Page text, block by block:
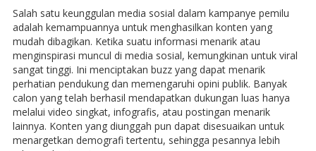
Salah satu keunggulan media sosial dalam kampanye pemilu
adalah kemampuannya untuk menghasilkan konten yang
mudah dibagikan. Ketika suatu informasi menarik atau
menginspirasi muncul di media sosial, kemungkinan untuk viral
sangat tinggi. Ini menciptakan buzz yang dapat menarik
perhatian pendukung dan memengaruhi opini publik. Banyak
calon yang telah berhasil mendapatkan dukungan luas hanya
melalui video singkat, infografis, atau postingan menarik
lainnya. Konten yang diunggah pun dapat disesuaikan untuk
menargetkan demografi tertentu, sehingga pesannya lebih